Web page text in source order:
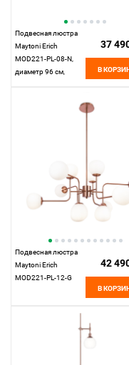
Подвесная люстра
Maytoni Erich
MOD221-PL-08-N,
диаметр 96 см,
37
В
Подвесная люстра
Maytoni Erich
MOD221-PL-12-G
42
В